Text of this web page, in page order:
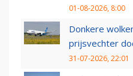
01-08-2026, 8:00
Donkere
prijsvechter
31-07-2026, 22:01